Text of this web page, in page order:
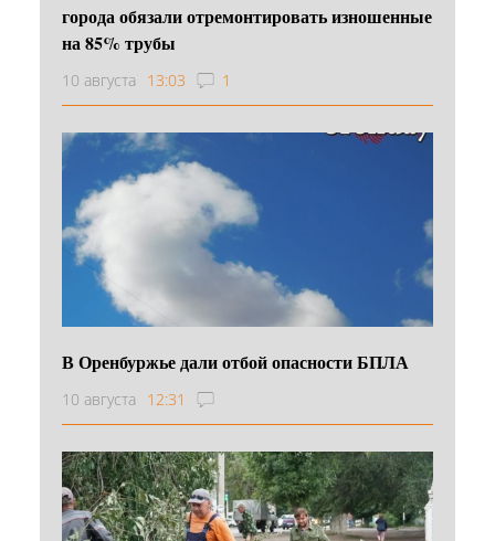
города обязали отремонтировать изношенные
на 85% трубы
10 августа 13:03 1
В Оренбуржье дали отбой опасности БПЛА
10 августа 12:31